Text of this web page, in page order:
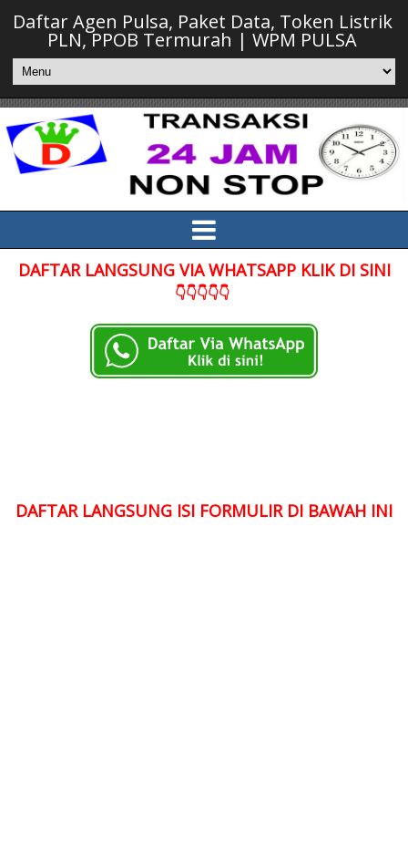
Daftar Agen Pulsa, Paket Data, Token Listrik
PLN, PPOB Termurah | WPM PULSA
DAFTAR LANGSUNG VIA WHATSAPP KLIK DI SINI
👇👇👇👇👇
DAFTAR LANGSUNG ISI FORMULIR DI BAWAH INI